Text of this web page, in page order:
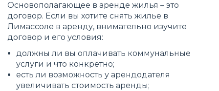
Основополагающее в аренде жилья – это
договор. Если вы хотите снять жилье в
Лимассоле в аренду, внимательно изучите
договор и его условия:
должны ли вы оплачивать коммунальные
услуги и что конкретно;
есть ли возможность у арендодателя
увеличивать стоимость аренды;